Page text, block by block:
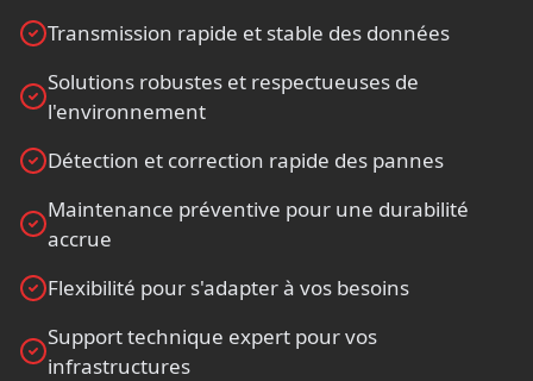
Transmission rapide et stable des données
Solutions robustes et respectueuses de
l'environnement
Détection et correction rapide des pannes
Maintenance préventive pour une durabilité
accrue
Flexibilité pour s'adapter à vos besoins
Support technique expert pour vos
infrastructures